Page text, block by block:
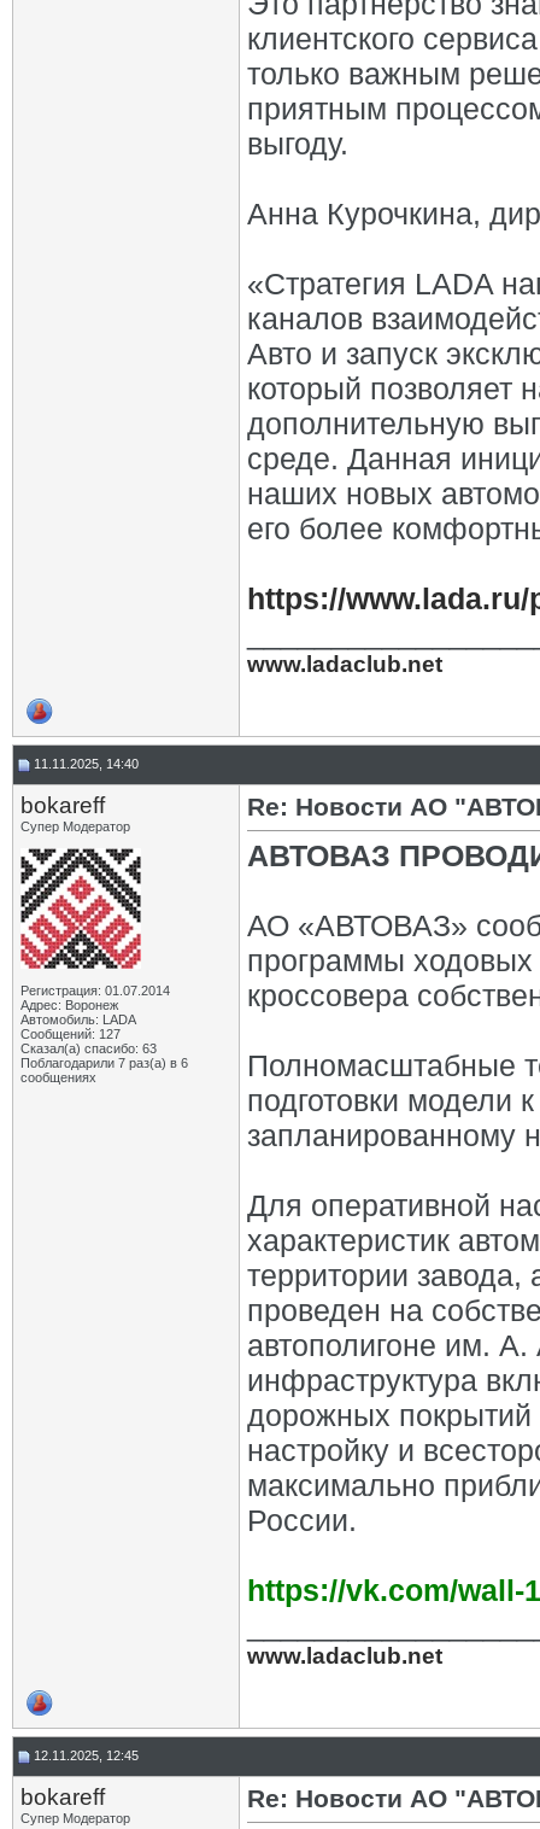
клиентского
только важным
приятным
выгоду.
Анна Курочкина,
«Стратегия LADA
каналов
Авто и запуск
который позволяет
дополнительную
среде. Данная
наших новых
его более
https://
www.ladaclub.net
11.11.2025, 14:40
bokareff
Супер Модератор
Регистрация: 01.07.2014
Адрес: Воронеж
Автомобиль: LADA
Сообщений: 127
Сказал(а) спасибо: 63
Поблагодарили 7 раз(а) в 6
сообщениях
Re: Новости АО
АВТОВАЗ
АО «АВТОВАЗ»
программы ходовых
кроссовера
Полномасштабные
подготовки модели
запланированному
Для оперативной
характеристик
территории завода,
проведен на
автополигоне им.
инфраструктура
дорожных покрытий
настройку и
максимально
России.
https://vk.com/wall-
www.ladaclub.net
12.11.2025, 12:45
bokareff
Супер Модератор
Re: Новости АО